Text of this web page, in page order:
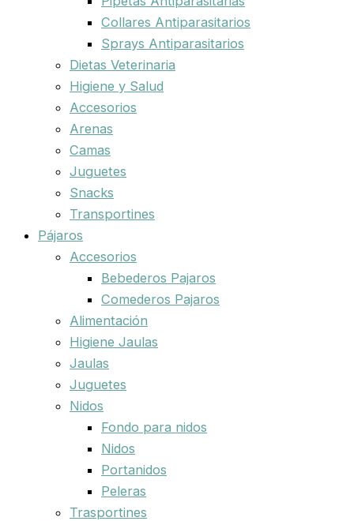
Collares Antiparasitarios
Sprays Antiparasitarios
Dietas Veterinaria
Higiene y Salud
Accesorios
Arenas
Camas
Juguetes
Snacks
Transportines
Pájaros
Accesorios
Bebederos Pajaros
Comederos Pajaros
Alimentación
Higiene Jaulas
Jaulas
Juguetes
Nidos
Fondo para nidos
Nidos
Portanidos
Peleras
Trasportines